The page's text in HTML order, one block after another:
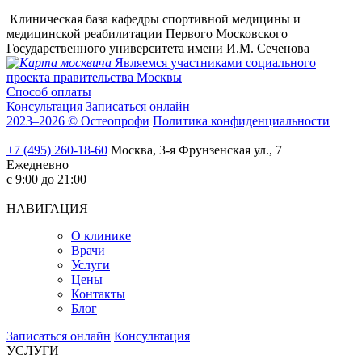
Клиническая база кафедры спортивной медицины и
медицинской реабилитации Первого Московского
Государственного университета имени И.М. Сеченова
Являемся участниками социального
проекта правительства Москвы
Способ оплаты
Консультация Записаться онлайн
2023–2026 © Остеопрофи Политика конфиденциальности
+7 (495) 260-18-60 Москва, 3-я Фрунзенская ул., 7
Ежедневно
с 9:00 до 21:00
НАВИГАЦИЯ
О клинике
Врачи
Услуги
Цены
Контакты
Блог
Записаться онлайн Консультация
УСЛУГИ